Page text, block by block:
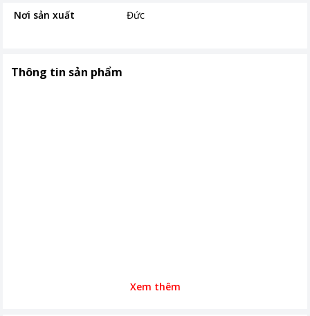
Nơi sản xuất
Đức
Thông tin sản phẩm
Xem thêm